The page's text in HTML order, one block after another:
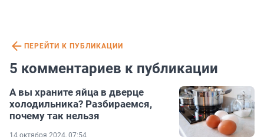
ПЕРЕЙТИ К ПУБЛИКАЦИИ
5 комментариев к публикации
А вы храните яйца в дверце
холодильника? Разбираемся,
почему так нельзя
14 октября 2024, 07:54